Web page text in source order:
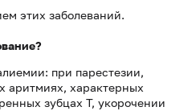
этих заболеваний.
при парестезии,
аритмиях, характерных
зубцах T, укорочении